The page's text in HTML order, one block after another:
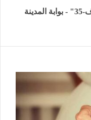
تحطم مقاتلة أميركية من طراز "إف-35" - بوابة المدينة